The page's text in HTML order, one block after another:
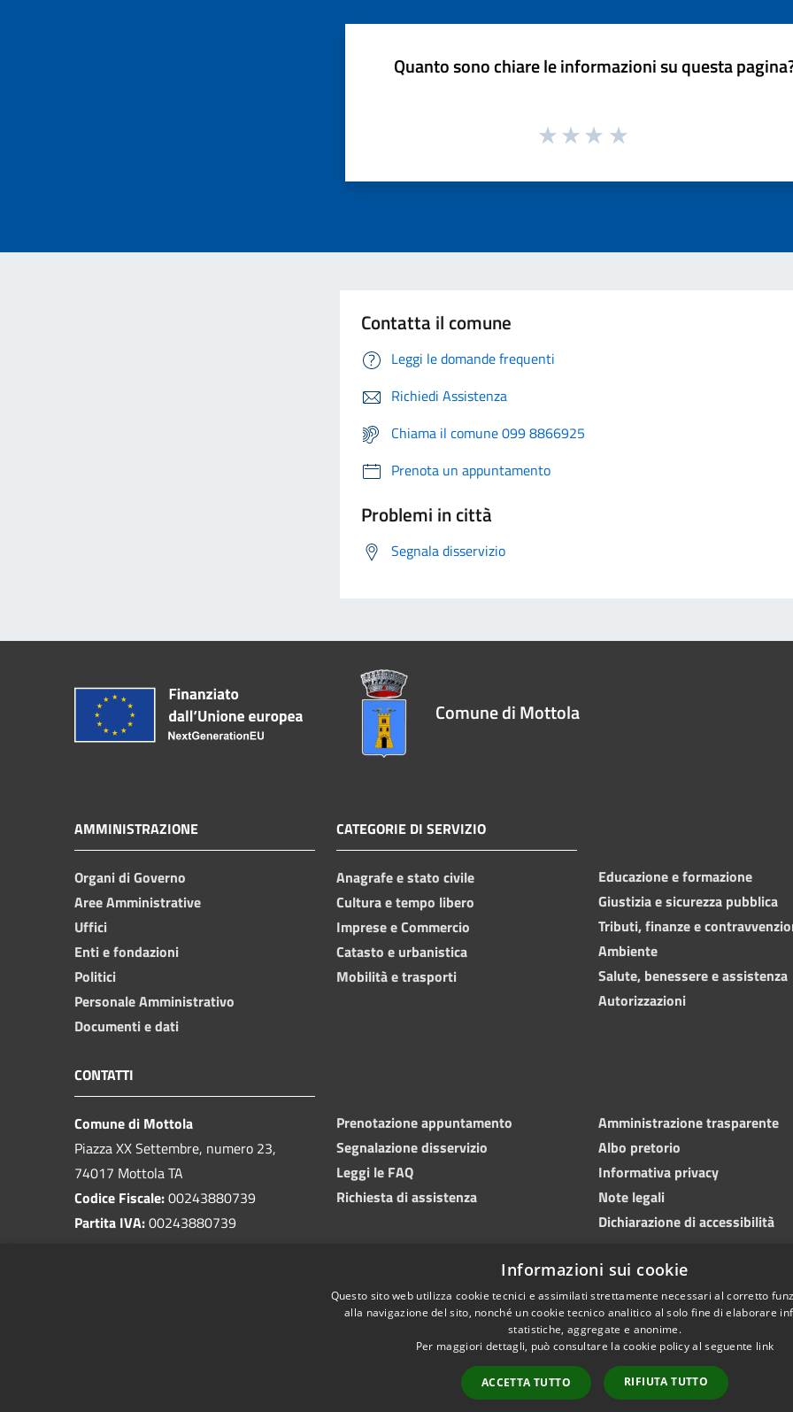
Quanto sono chiare le informazioni su questa
Contatta il comune
Leggi le domande frequenti
Richiedi Assistenza
Chiama il comune 099 8866925
Prenota un appuntamento
Problemi in città
Segnala disservizio
Comune di Mottola
AMMINISTRAZIONE
Organi di Governo
Aree Amministrative
Uffici
Enti e fondazioni
Politici
Personale Amministrativo
Documenti e dati
CATEGORIE DI SERVIZIO
Anagrafe e stato civile
Cultura e tempo libero
Imprese e Commercio
Catasto e urbanistica
Mobilità e trasporti
Educazione e formazione
Giustizia e sicurezza pubblica
Tributi, finanze e
Ambiente
Salute, benessere e assistenza
Autorizzazioni
CONTATTI
Comune di Mottola
Piazza XX Settembre, numero 23,
74017 Mottola TA
Codice Fiscale:00243880739
Partita IVA:00243880739
Prenotazione appuntamento
Segnalazione disservizio
Leggi le FAQ
Richiesta di assistenza
Amministrazione trasparente
Albo pretorio
Informativa privacy
Note legali
Dichiarazione di accessibilità
Informazioni sui cookie
Questo sito web utilizza cookie tecnici e assimilati strettamente necessari al corretto
alla navigazione del sito, nonché un cookie tecnico analitico al solo fine di elaborare
statistiche, aggregate e anonime.
Per maggiori dettagli, può consultare la cookie policy al seguente link
ACCETTA TUTTO RIFIUTA TUTTO